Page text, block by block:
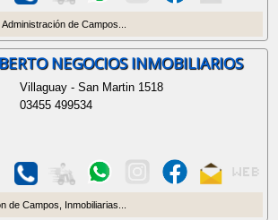
de Campos...
NEGOCIOS INMOBILIARIOS
Villaguay - San Martin 1518
03455 499534
de Campos, Inmobiliarias...